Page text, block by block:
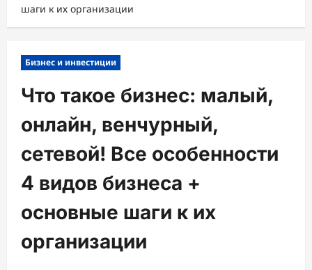
шаги к их организации
Бизнес и инвестиции
Что такое бизнес: малый,
онлайн, венчурный,
сетевой! Все особенности
4 видов бизнеса +
основные шаги к их
организации